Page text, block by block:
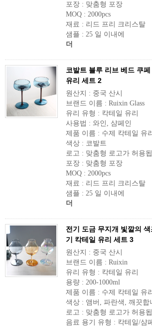
포장 : 맞춤형 포장
MOQ : 2000pcs
재료 : 리드 프리 크리스탈
샘플 : 25 일 이내에
더
코발트 블루 리브 베드 쿠
유리 세트 2
원산지 : 중국 산시
브랜드 이름 : Ruixin Glass
유리 유형 : 칵테일 유리
사용법 : 와인, 샴페인
제품 이름 : 수제 칵테일 유리
색상 : 코발트
로고 : 맞춤형 로고가 허용
포장 : 맞춤형 포장
MOQ : 2000pcs
재료 : 리드 프리 크리스탈
샘플 : 25 일 이내에
더
전기 도금 무지개 빛깔의
기 칵테일 유리 세트 3
원산지 : 중국 산시
브랜드 이름 : Ruixin
유리 유형 : 칵테일 유리
용량 : 200-1000ml
제품 이름 : 수제 칵테일 유리
색상 : 앰버, 파란색, 깨끗합
로고 : 맞춤형 로고가 허용
음료 용기 유형 : 칵테일/샴